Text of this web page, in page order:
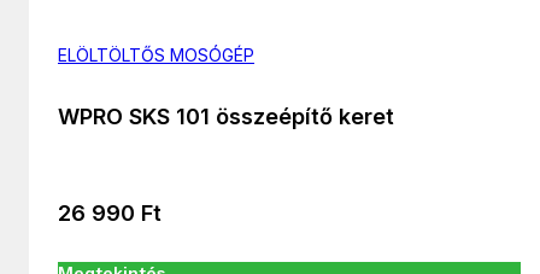
ELÖLTÖLTŐS MOSÓGÉP
WPRO SKS 101 összeépítő keret
26 990 Ft